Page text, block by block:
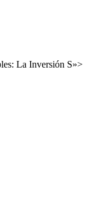
La Inversión S»>